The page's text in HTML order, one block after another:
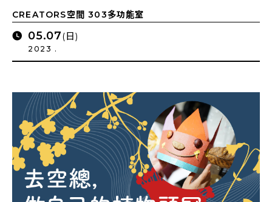
CREATORS空間 303多功能室
05.07(日)
2023 .